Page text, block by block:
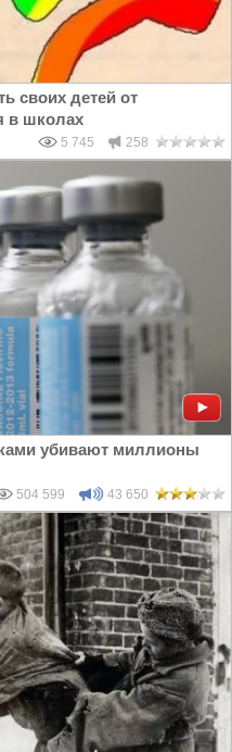
своих детей от
в школах
5 745 258
убивают миллионы
504 599 43 650